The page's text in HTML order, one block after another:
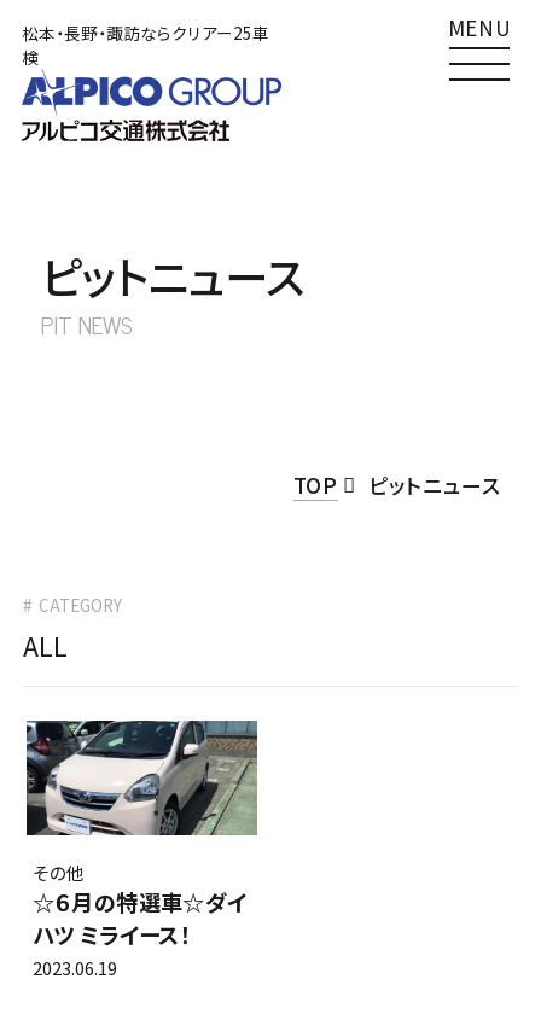
松本・長野・諏訪ならクリアー25車
検
MENU
TOP
Clear25車検
車検をご検討の方へ
Clear25車検
タイヤ預かりサービス
ボデーリペア
カーメンテナンス
ロードサービス
リフレッシュサービス
プレミアムメンテナンス
カーラッピング
カーショップALPICO
クリアー25車検
クリアー25車検
車検
ピットニュース
PIT NEWS
TOP ピットニュース
CATEGORY
ALL
その他
☆６月の特選車☆ダイ
ハツ ミライース！
2023.06.19